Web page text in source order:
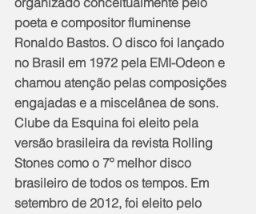
poeta e compositor fluminense
Ronaldo Bastos. O disco foi lançado
no Brasil em 1972 pela EMI-Odeon e
chamou atenção pelas composições
engajadas e a miscelânea de sons.
Clube da Esquina foi eleito pela
versão brasileira da revista Rolling
Stones como o 7º melhor disco
brasileiro de todos os tempos. Em
setembro de 2012, foi eleito pelo